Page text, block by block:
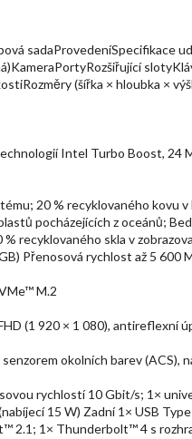
sadaProvedeníSpecifikace
(šířka × hloubka ×
Intel Turbo Boost, 24
20 % recyklovaného
pocházejících z oceánů;
recyklovaného skla v
Přenosová rychlost až 5 600
M.2
(1 920 × 1 080), antireflexní
okolních barev
rychlostí 10 Gbit/s; 1×
15 W) Zadní 1× USB
2.1; 1× Thunderbolt™ 4 s